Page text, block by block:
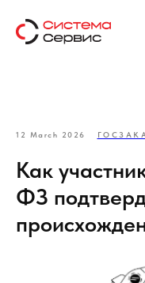
12 March 2026
Как
ФЗ